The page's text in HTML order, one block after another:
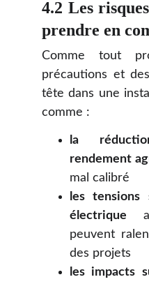
4.2 Les
prendre en
Comme tout
précautions et
tête dans une
comme :
la
rendement
mal calibré
les tensions
électrique
peuvent
des projets
les impacts